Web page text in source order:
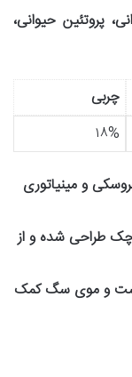
پروتئین حیوانی،
چربی
۱۸%
و مینیاتوری
طراحی شده و از
و موی سگ کمک